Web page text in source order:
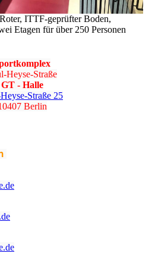
ITTF-geprüfter Boden,
Etagen für über 250 Personen
Heyse-Straße
GT - Halle
Straße 25
Berlin